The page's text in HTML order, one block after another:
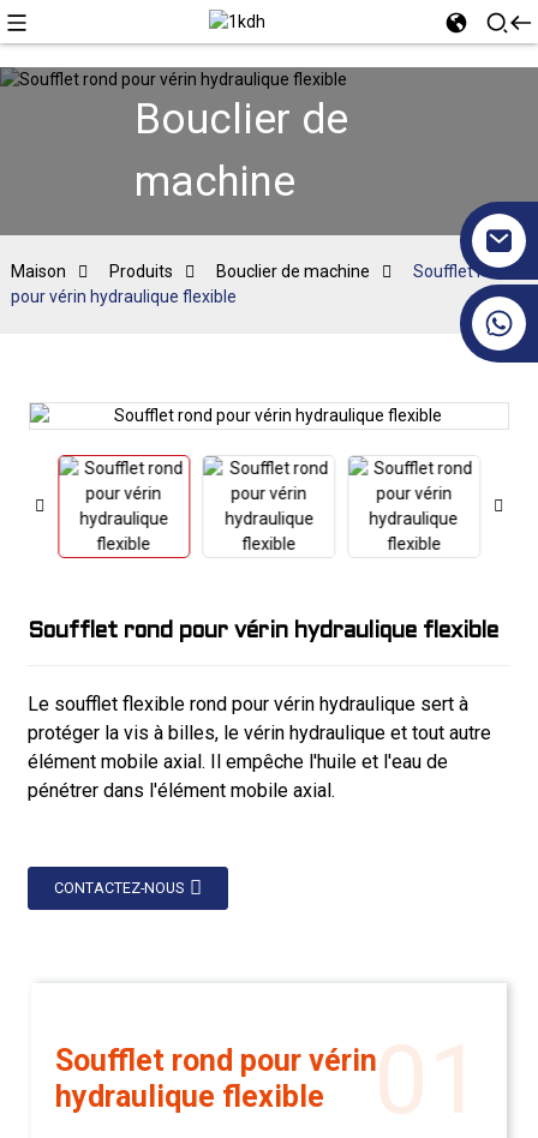
Bouclier de
machine
Maison Produits Bouclier de machine
Soufflet rond
pour vérin hydraulique flexible
Soufflet rond pour vérin hydraulique flexible
Le soufflet flexible rond pour vérin hydraulique sert à
protéger la vis à billes, le vérin hydraulique et tout autre
élément mobile axial. Il empêche l'huile et l'eau de
pénétrer dans l'élément mobile axial.
CONTACTEZ-NOUS
01
Soufflet rond pour vérin
hydraulique flexible